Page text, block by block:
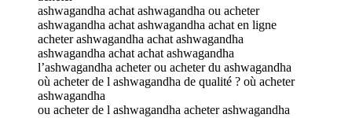
ashwagandha achat ashwagandha ou acheter
ashwagandha achat ashwagandha achat en ligne
acheter ashwagandha achat ashwagandha
ashwagandha achat achat ashwagandha
l’ashwagandha acheter ou acheter du ashwagandha
où acheter de l ashwagandha de qualité ? où acheter
ashwagandha
ou acheter de l ashwagandha acheter ashwagandha